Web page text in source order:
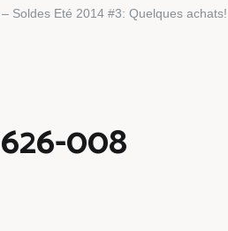
Soldes Eté 2014 #3: Quelques achats!
008